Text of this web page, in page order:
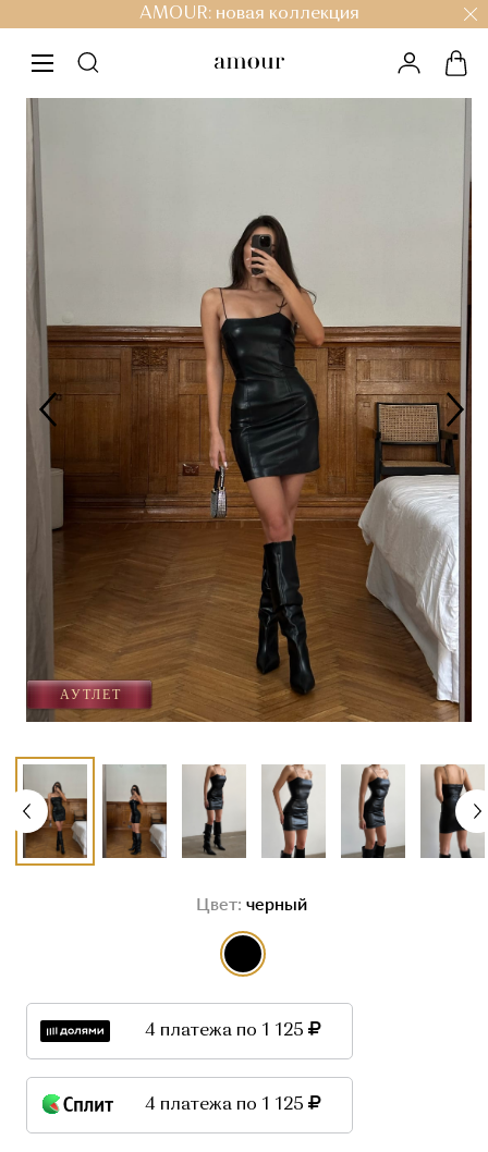
AMOUR: новая коллекция
меню личный
Цвет: черный
выбор цвета
4 платежа по 1 125
4 платежа по 1 125